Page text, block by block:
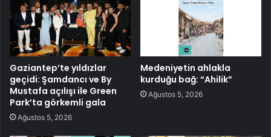
Gaziantep’te yıldızlar
geçidi: Şamdancı ve By
Mustafa açılışı ile Green
Park’ta görkemli gala
Ağustos 5, 2026
Medeniyetin ahlakla
kurduğu bağ: “Ahilik”
Ağustos 5, 2026